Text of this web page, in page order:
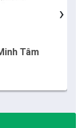
Tâm
›
lai
phê và sản